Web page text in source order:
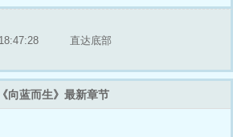
18:47:28 直达底部
《向蓝而生》最新章节